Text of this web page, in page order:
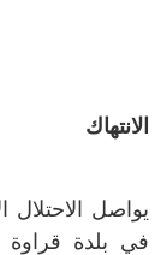
الانتهاك
يواصل
في بلدة